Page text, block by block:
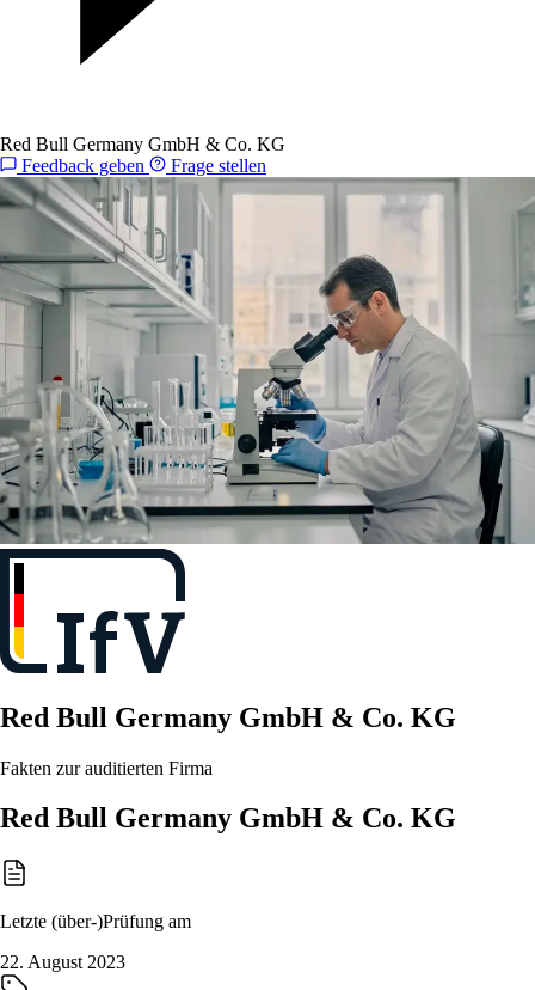
Red Bull Germany GmbH & Co. KG
Feedback geben
Frage stellen
Red Bull Germany GmbH & Co. KG
Fakten zur auditierten Firma
Red Bull Germany GmbH & Co. KG
Letzte (über-)Prüfung am
22. August 2023